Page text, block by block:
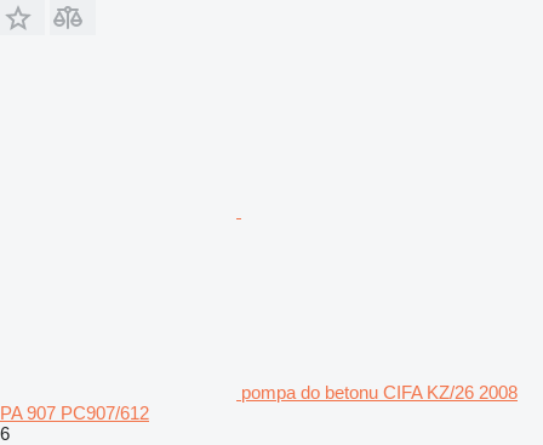
pompa do betonu CIFA KZ/26 2008
PA 907 PC907/612
6